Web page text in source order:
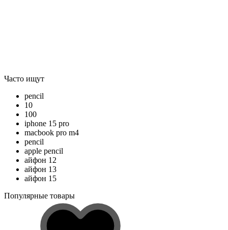
Часто ищут
pencil
10
100
iphone 15 pro
macbook pro m4
pencil
apple pencil
айфон 12
айфон 13
айфон 15
Популярные товары